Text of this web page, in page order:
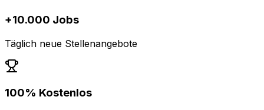
+10.000 Jobs
Täglich neue Stellenangebote
100% Kostenlos